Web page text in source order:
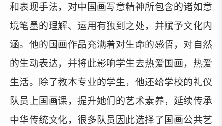
和表现手法，对中国画写意精神所包含的诸如意
境笔墨的理解、运用有独到之处，并赋予文化内
涵。他的国画作品充满着对生命的感悟，对自然
的生动表达，并将此影响学生去热爱国画，热爱
生活。除了教本专业的学生，他还给学校的礼仪
队员上国画课，提升她们的艺术素养，延续传承
中华传统文化，很多队员因此选择了国画公共艺